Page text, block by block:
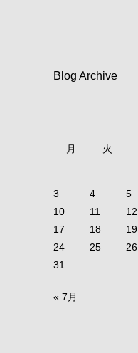
Blog Archive
月 火
3
4 5
10
11 12
17
18 19
24
25 26
31
« 7月